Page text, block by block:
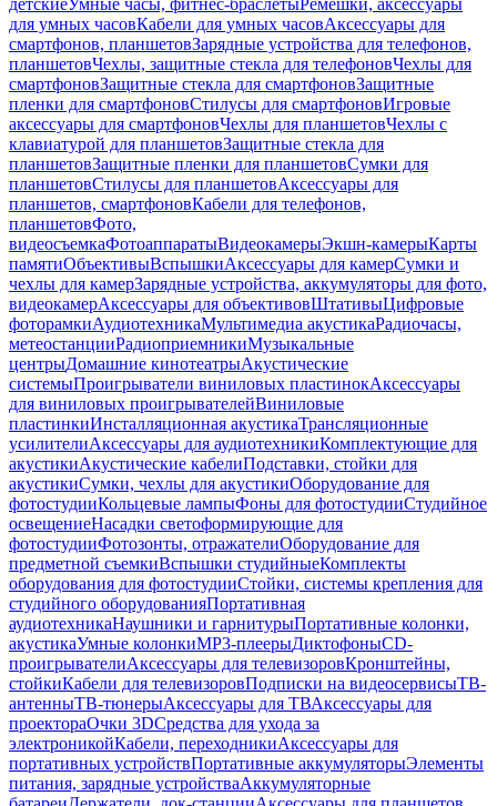
детскиеУмные часы, фитнес-браслетыРемешки, аксессуары
для умных часовКабели для умных часовАксессуары для
смартфонов, планшетовЗарядные устройства для телефонов,
планшетовЧехлы, защитные стекла для телефоновЧехлы для
смартфоновЗащитные стекла для смартфоновЗащитные
пленки для смартфоновСтилусы для смартфоновИгровые
аксессуары для смартфоновЧехлы для планшетовЧехлы с
клавиатурой для планшетовЗащитные стекла для
планшетовЗащитные пленки для планшетовСумки для
планшетовСтилусы для планшетовАксессуары для
планшетов, смартфоновКабели для телефонов,
планшетовФото,
видеосъемкаФотоаппаратыВидеокамерыЭкшн-камерыКарты
памятиОбъективыВспышкиАксессуары для камерСумки и
чехлы для камерЗарядные устройства, аккумуляторы для фото,
видеокамерАксессуары для объективовШтативыЦифровые
фоторамкиАудиотехникаМультимедиа акустикаРадиочасы,
метеостанцииРадиоприемникиМузыкальные
центрыДомашние кинотеатрыАкустические
системыПроигрыватели виниловых пластинокАксессуары
для виниловых проигрывателейВиниловые
пластинкиИнсталляционная акустикаТрансляционные
усилителиАксессуары для аудиотехникиКомплектующие для
акустикиАкустические кабелиПодставки, стойки для
акустикиСумки, чехлы для акустикиОборудование для
фотостудииКольцевые лампыФоны для фотостудииСтудийное
освещениеНасадки светоформирующие для
фотостудииФотозонты, отражателиОборудование для
предметной съемкиВспышки студийныеКомплекты
оборудования для фотостудииСтойки, системы крепления для
студийного оборудованияПортативная
аудиотехникаНаушники и гарнитурыПортативные колонки,
акустикаУмные колонкиMP3-плеерыДиктофоныCD-
проигрывателиАксессуары для телевизоровКронштейны,
стойкиКабели для телевизоровПодписки на видеосервисыТВ-
антенныТВ-тюнерыАксессуары для ТВАксессуары для
проектораОчки 3DСредства для ухода за
электроникойКабели, переходникиАксессуары для
портативных устройствПортативные аккумуляторыЭлементы
питания, зарядные устройстваАккумуляторные